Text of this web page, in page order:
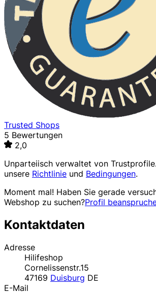
Trusted Shops
5 Bewertungen
2,0
Unparteiisch verwaltet von Trustprofile
unsere Richtlinie und Bedingungen.
Moment mal! Haben Sie gerade
Webshop zu suchen?Profil
Kontaktdaten
Adresse
Hilifeshop
Cornelissenstr.15
47169 Duisburg DE
E-Mail